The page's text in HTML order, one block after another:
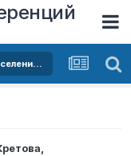
Сохранение психологического здоровья населения в условиях переизбытка негативной информации
,